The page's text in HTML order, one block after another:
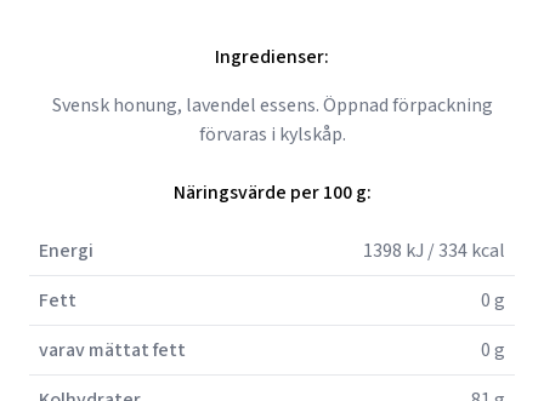
Ingredienser:
Svensk honung, lavendel essens. Öppnad förpackning
förvaras i kylskåp.
Näringsvärde per 100 g:
Energi
1398 kJ / 334 kcal
Fett
0 g
varav mättat fett
0 g